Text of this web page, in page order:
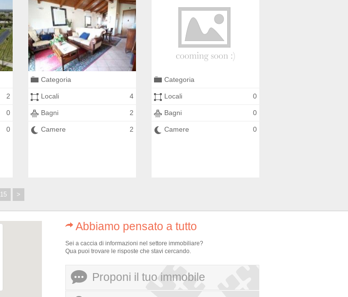
2
0
0
Categoria
Locali 4
Bagni 2
Camere 2
Categoria
Locali 0
Bagni 0
Camere 0
15 >
Abbiamo pensato a tutto
Sei a caccia di informazioni nel settore immobiliare?
Qua puoi trovare le risposte che stavi cercando.
Proponi il tuo immobile